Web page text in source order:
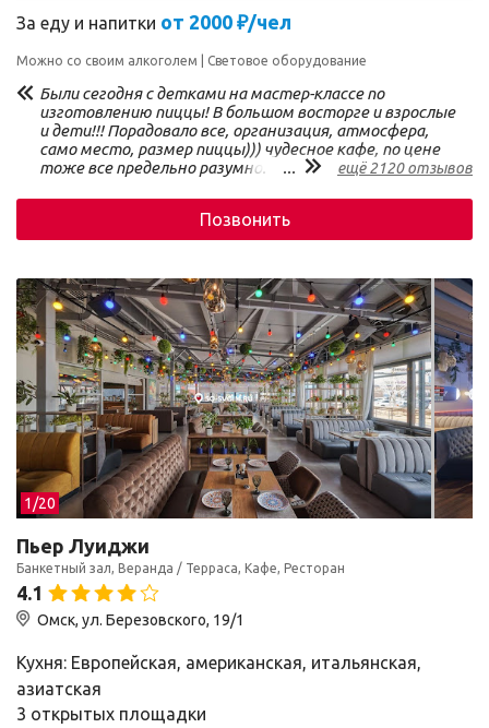
За еду и напитки от 2000 ₽/чел
Можно со своим алкоголем Световое оборудование
Были сегодня с детками на мастер-классе по
изготовлению пиццы! В большом восторге и взрослые
и дети!!! Порадовало все, организация, атмосфера,
само место, размер пиццы))) чудесное кафе, по цене
тоже все предельно разумно. Обязательно вернёмся!
... ещё 2120 отзывов
Позвонить
1/20
Пьер Луиджи
Банкетный зал, Веранда / Терраса, Кафе, Ресторан
4.1
Омск, ул. Березовского, 19/1
Кухня: Европейская, американская, итальянская,
азиатская
3 открытых площадки